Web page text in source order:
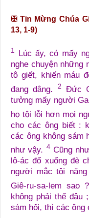
✠ Tin Mừng Chúa
13, 1-9)
1
Lúc ấy, có mấy
nghe chuyện những
tô giết, khiến máu
đang dâng.
2
Đức
tưởng mấy người
họ tội lỗi hơn mọi
cho các ông biết :
các ông không sám
như vậy. 4Cũng
lô-ác đổ xuống đè
người mắc tội
Giê-ru-sa-lem sao ?
không phải thế đâu
sám hối, thì các ông